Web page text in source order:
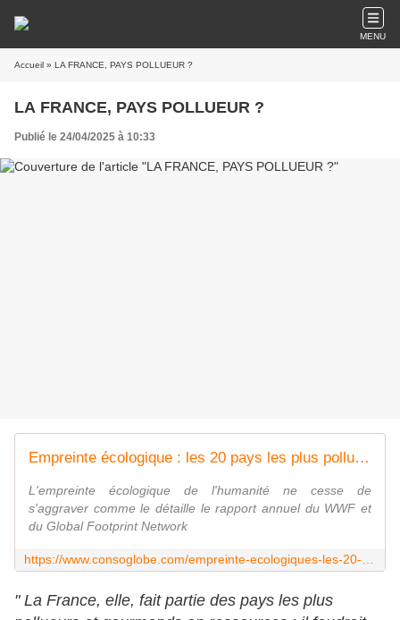
MENU
Accueil » LA FRANCE, PAYS POLLUEUR ?
LA FRANCE, PAYS POLLUEUR ?
Publié le 24/04/2025 à 10:33
Empreinte écologique : les 20 pays les plus pollueurs
L'empreinte écologique de l'humanité ne cesse de
s'aggraver comme le détaille le rapport annuel du WWF et
du Global Footprint Network
" La France, elle, fait partie des pays les plus